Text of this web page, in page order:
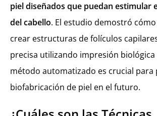
piel diseñados que puedan estimular
del cabello. El estudio demostró
crear estructuras de folículos
precisa utilizando impresión biológica
método automatizado es crucial para
biofabricación de piel en el futuro.